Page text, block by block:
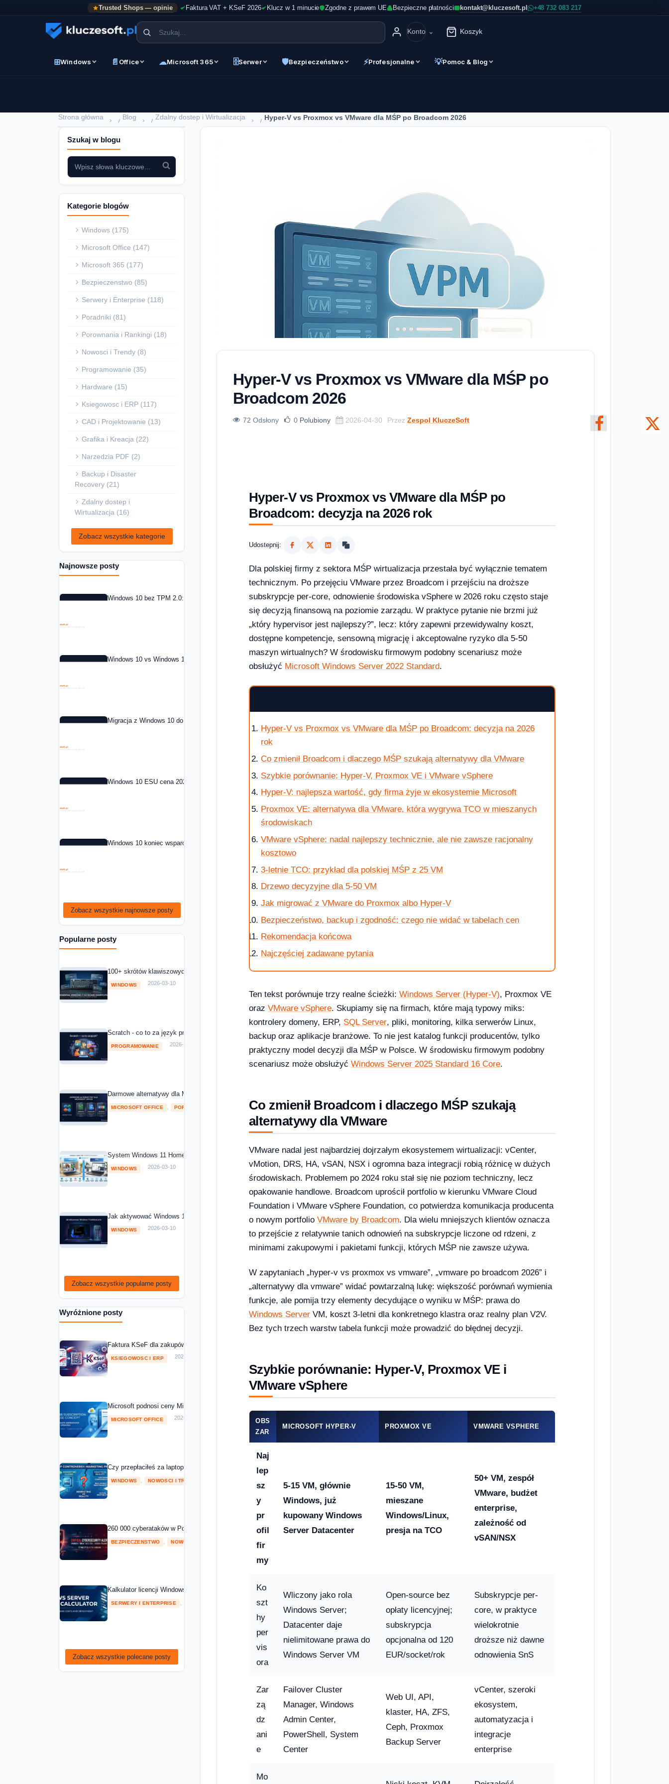
Trusted Shops — opinie Faktura VAT + KSeF 2026 Klucz w 1 minucie Zgodne z prawem UE Bezpieczne płatności kontakt@kluczesoft.pl
Konto Koszyk
⊞Windows 📄 Office ☁Microsoft 365 🗄Serwer 🛡Bezpieczeństwo ⚡Profesjonalne 💡Pomoc & Blog
Strona główna › Blog › Zdalny dostep i Wirtualizacja › Hyper-V vs Proxmox vs VMware dla MŚP po Broadcom 2026
Szukaj w blogu
Kategorie blogów
Windows (175)
Microsoft Office (147)
Microsoft 365 (177)
Bezpieczenstwo (85)
Serwery i Enterprise (118)
Poradniki (81)
Porownania i Rankingi (18)
Nowosci i Trendy (8)
Programowanie (35)
Hardware (15)
Ksiegowosc i ERP (117)
CAD i Projektowanie (13)
Grafika i Kreacja (22)
Narzedzia PDF (2)
Backup i Disaster
Recovery (21)
Zdalny dostep i
Wirtualizacja (16)
Zobacz wszystkie kategorie
Najnowsze posty
Windows 10 bez TPM 2.0: co zrobic w 2026?
Windows 10 vs Windows 11: czy warto aktualizowac w 2026?
Migracja z Windows 10 do Windows 11 krok po kroku
Windows 10 ESU cena 2026: co to jest i jak kupic?
Windows 10 koniec wsparcia: co dalej w 2026 roku?
Zobacz wszystkie najnowsze posty
Popularne posty
100+ skrótów klawiszowych Windows 11 i 10 — kompletna ściąga [2026]
WINDOWS 2026-03-10
Scratch - co to za język programowania?
PROGRAMOWANIE 2026-03-10
Darmowe alternatywy dla Microsoft Office — porównanie 6 pakietów w 2026
MICROSOFT OFFICE POROWNANIA I RANKINGI 2026-03-10
System Windows 11 Home vs Windows 11 Pro – porównanie wersji systemów operacyjny
WINDOWS 2026-03-10
Jak aktywować Windows 11 telefonicznie — aktywacja przez telefon krok po kroku [2026]
WINDOWS 2026-03-10
Zobacz wszystkie popularne posty
Wyróżnione posty
Faktura KSeF dla zakupów Microsoft 2026 — co musi wiedzieć dział IT i księgowość
KSIEGOWOSC I ERP 2026-05-01
Microsoft podnosi ceny Microsoft 365 o 13-33% od lipca 2026 — co to oznacza dla Twojej firmy?
MICROSOFT OFFICE 2026-04-08
Czy przepłaciłeś za laptopa z NPU? Microsoft zmienił reguły — producenci i użytkownicy na lodzie
WINDOWS NOWOSCI I TRENDY
260 000 cyberataków w Polsce w 2025 roku — a 71% małych firm wciąż twierdzi, że to ich nie dotyczy
BEZPIECZENSTWO NOWOSCI I TRENDY
Kalkulator licencji Windows Server — oblicz ile potrzebujesz [2026]
SERWERY I ENTERPRISE
Zobacz wszystkie polecane posty
Hyper-V vs Proxmox vs VMware dla MŚP po
Broadcom 2026
72 Odsłony 0 Polubiony 2026-04-30 Przez Zespol KluczeSoft
Hyper-V vs Proxmox vs VMware dla MŚP po
Broadcom: decyzja na 2026 rok
Udostepnij:
Dla polskiej firmy z sektora MŚP wirtualizacja przestała być wyłącznie tematem
technicznym. Po przejęciu VMware przez Broadcom i przejściu na droższe
subskrypcje per-core, odnowienie środowiska vSphere w 2026 roku często staje
się decyzją finansową na poziomie zarządu. W praktyce pytanie nie brzmi już
„który hypervisor jest najlepszy?”, lecz: który zapewni przewidywalny koszt,
dostępne kompetencje, sensowną migrację i akceptowalne ryzyko dla 5-50
maszyn wirtualnych? W środowisku firmowym podobny scenariusz może
obsłużyć Microsoft Windows Server 2022 Standard.
Hyper-V vs Proxmox vs VMware dla MŚP po Broadcom: decyzja na 2026
rok
Co zmienił Broadcom i dlaczego MŚP szukają alternatywy dla VMware
Szybkie porównanie: Hyper-V, Proxmox VE i VMware vSphere
Hyper-V: najlepsza wartość, gdy firma żyje w ekosystemie Microsoft
Proxmox VE: alternatywa dla VMware, która wygrywa TCO w mieszanych
środowiskach
VMware vSphere: nadal najlepszy technicznie, ale nie zawsze racjonalny
kosztowo
3-letnie TCO: przykład dla polskiej MŚP z 25 VM
Drzewo decyzyjne dla 5-50 VM
Jak migrować z VMware do Proxmox albo Hyper-V
Bezpieczeństwo, backup i zgodność: czego nie widać w tabelach cen
Rekomendacja końcowa
Najczęściej zadawane pytania
Ten tekst porównuje trzy realne ścieżki: Windows Server (Hyper-V), Proxmox VE
oraz VMware vSphere. Skupiamy się na firmach, które mają typowy miks:
kontrolery domeny, ERP, SQL Server, pliki, monitoring, kilka serwerów Linux,
backup oraz aplikacje branżowe. To nie jest katalog funkcji producentów, tylko
praktyczny model decyzji dla MŚP w Polsce. W środowisku firmowym podobny
scenariusz może obsłużyć Windows Server 2025 Standard 16 Core.
Co zmienił Broadcom i dlaczego MŚP szukają
alternatywy dla VMware
VMware nadal jest najbardziej dojrzałym ekosystemem wirtualizacji: vCenter,
vMotion, DRS, HA, vSAN, NSX i ogromna baza integracji robią różnicę w dużych
środowiskach. Problemem po 2024 roku stał się nie poziom techniczny, lecz
opakowanie handlowe. Broadcom uprościł portfolio w kierunku VMware Cloud
Foundation i VMware vSphere Foundation, co potwierdza komunikacja producenta
o nowym portfolio VMware by Broadcom. Dla wielu mniejszych klientów oznacza
to przejście z relatywnie tanich odnowień na subskrypcje liczone od rdzeni, z
minimami zakupowymi i pakietami funkcji, których MŚP nie zawsze używa.
W zapytaniach „hyper-v vs proxmox vs vmware”, „vmware po broadcom 2026” i
„alternatywy dla vmware” widać powtarzalną lukę: większość porównań wymienia
funkcje, ale pomija trzy elementy decydujące o wyniku w MŚP: prawa do
Windows Server VM, koszt 3-letni dla konkretnego klastra oraz realny plan V2V.
Bez tych trzech warstw tabela funkcji może prowadzić do błędnej decyzji.
Szybkie porównanie: Hyper-V, Proxmox VE i
VMware vSphere
OBS
ZAR
MICROSOFT HYPER-V PROXMOX VE VMWARE VSPHERE
Naj
lep
sz
y
pr
ofil
fir
my
5-15 VM, głównie
Windows, już
kupowany Windows
Server Datacenter
15-50 VM,
mieszane
Windows/Linux,
presja na TCO
50+ VM, zespół
VMware, budżet
enterprise,
zależność od
vSAN/NSX
Ko
szt
hy
per
vis
ora
Wliczony jako rola
Windows Server;
Datacenter daje
nielimitowane prawa do
Windows Server VM
Open-source bez
opłaty licencyjnej;
subskrypcja
opcjonalna od 120
EUR/socket/rok
Subskrypcje per-
core, w praktyce
wielokrotnie
droższe niż dawne
odnowienia SnS
Zar
zą
dz
ani
e
Failover Cluster
Manager, Windows
Admin Center,
PowerShell, System
Center
Web UI, API,
klaster, HA, ZFS,
Ceph, Proxmox
Backup Server
vCenter, szeroki
ekosystem,
automatyzacja i
integracje
enterprise
Mo